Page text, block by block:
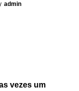
admin
vezes um